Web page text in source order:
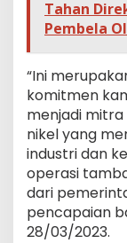
Tahan
Pembela
“Ini
komitmen
menjadi
nikel yang
industri dan
operasi
dari
pencapaian
28/03/2023.